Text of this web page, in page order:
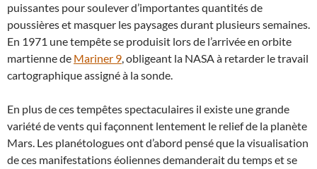
puissantes pour soulever d’importantes quantités de
poussières et masquer les paysages durant plusieurs semaines.
En 1971 une tempête se produisit lors de l’arrivée en orbite
martienne de Mariner 9, obligeant la NASA à retarder le travail
cartographique assigné à la sonde.
En plus de ces tempêtes spectaculaires il existe une grande
variété de vents qui façonnent lentement le relief de la planète
Mars. Les planétologues ont d’abord pensé que la visualisation
de ces manifestations éoliennes demanderait du temps et se